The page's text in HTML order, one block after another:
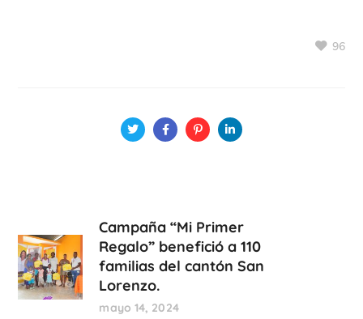
96
Campaña “Mi Primer
Regalo” benefició a 110
familias del cantón San
Lorenzo.
mayo 14, 2024